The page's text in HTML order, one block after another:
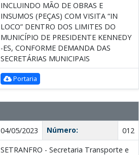
INCLUINDO MÃO DE OBRAS E
INSUMOS (PEÇAS) COM VISITA “IN
LOCO” DENTRO DOS LIMITES DO
MUNICÍPIO DE PRESIDENTE KENNEDY
-ES, CONFORME DEMANDA DAS
SECRETÁRIAS MUNICIPAIS
Portaria
04/05/2023 Número:
012
SETRANFRO - Secretaria Transporte e